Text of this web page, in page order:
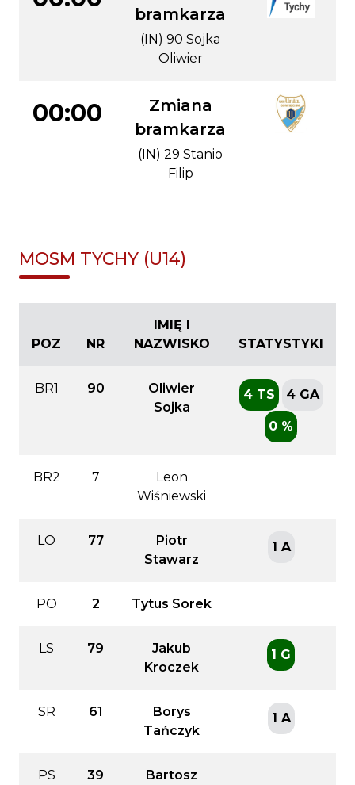
bramkarza
(IN) 90 Sojka
Oliwier
00:00
Zmiana
bramkarza
(IN) 29 Stanio
Filip
MOSM TYCHY (U14)
POZ NR
IMIĘ I
NAZWISKO
STATYSTYKI
BR1 90
Oliwier
Sojka
4 TS 4 GA
0 %
BR2 7
Leon
Wiśniewski
LO 77
Piotr
Stawarz
1 A
PO 2 Tytus Sorek
LS 79
Jakub
Kroczek
1 G
SR 61
Borys
Tańczyk
1 A
PS 39
Bartosz